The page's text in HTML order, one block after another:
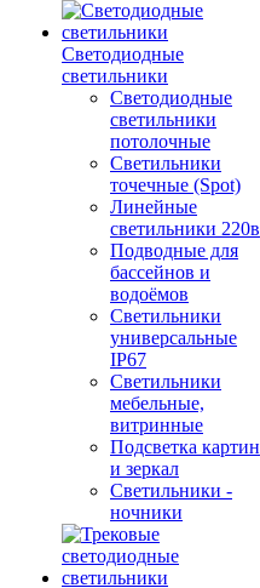
Светодиодные
светильники
Светодиодные
светильники
потолочные
Светильники
точечные (Spot)
Линейные
светильники 220в
Подводные для
бассейнов и
водоёмов
Светильники
универсальные
IP67
Светильники
мебельные,
витринные
Подсветка картин
и зеркал
Светильники -
ночники